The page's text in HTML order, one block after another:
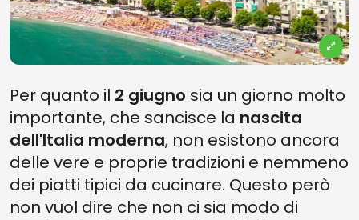
Per quanto il 2 giugno sia un giorno molto
importante, che sancisce la nascita
dell'Italia moderna, non esistono ancora
delle vere e proprie tradizioni e nemmeno
dei piatti tipici da cucinare. Questo però
non vuol dire che non ci sia modo di